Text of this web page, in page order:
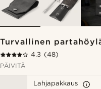
Turvallinen
4.3 (48)
PÄIVITÄ
Lahjapakkaus